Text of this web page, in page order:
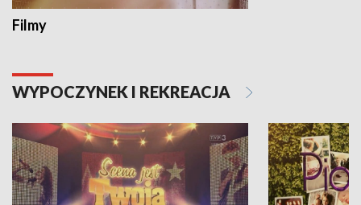
Filmy
WYPOCZYNEK I REKREACJA